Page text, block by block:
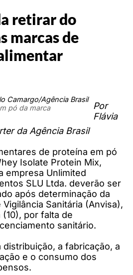
retirar do
marcas de
Camargo/Agência Brasil
pó da marca
Por
Flávia
da Agência Brasil
de proteína em pó
Isolate Protein Mix,
empresa Unlimited
SLU Ltda. deverão ser
após determinação da
Sanitária (Anvisa),
por falta de
sanitário.
distribuição, a fabricação, a
e o consumo dos